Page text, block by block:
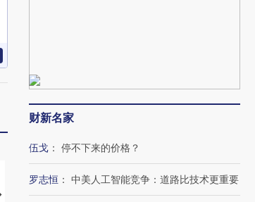
马航飞行员跨国走私7万
视线｜被称为“蟑螂”的印
视线｜“
财新名家
伍戈 ： 停不下来的价格？
罗志恒 ： 中美人工智能竞争：道路比技术更重要